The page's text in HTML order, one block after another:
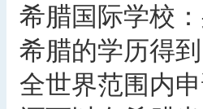
希腊国际学校
希腊的学历得
全世界范围内